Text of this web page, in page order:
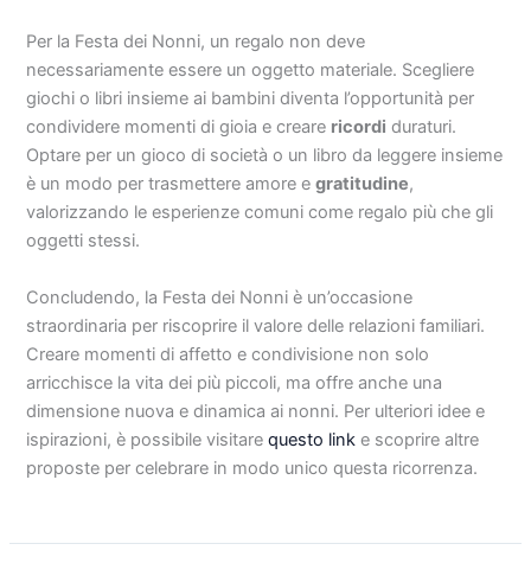
Per la Festa dei Nonni, un regalo non deve
necessariamente essere un oggetto materiale. Scegliere
giochi o libri insieme ai bambini diventa l’opportunità per
condividere momenti di gioia e creare ricordi duraturi.
Optare per un gioco di società o un libro da leggere insieme
è un modo per trasmettere amore egratitudine,
valorizzando le esperienze comuni come regalo più che gli
oggetti stessi.
Concludendo, la Festa dei Nonni è un’occasione
straordinaria per riscoprire il valore delle relazioni familiari.
Creare momenti di affetto e condivisione non solo
arricchisce la vita dei più piccoli, ma offre anche una
dimensione nuova e dinamica ai nonni. Per ulteriori idee e
ispirazioni, è possibile visitarequesto link e scoprire altre
proposte per celebrare in modo unico questa ricorrenza.